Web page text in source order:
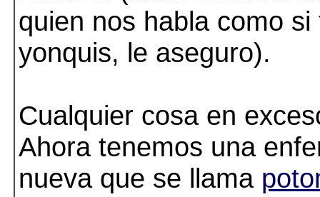
quien nos habla como
yonquis, le aseguro).
Cualquier cosa en
Ahora tenemos una
nueva que se llama